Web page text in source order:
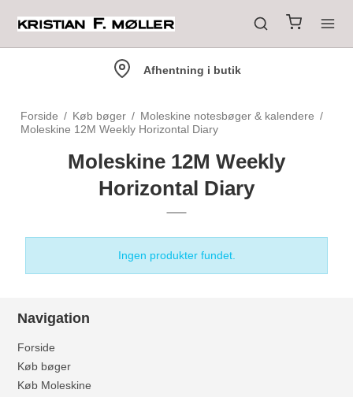
Afhentning i butik
Forside / Køb bøger / Moleskine notesbøger & kalendere /
Moleskine 12M Weekly Horizontal Diary
Moleskine 12M Weekly
Horizontal Diary
Ingen produkter fundet.
Navigation
Forside
Køb bøger
Køb Moleskine